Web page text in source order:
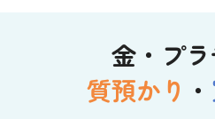
金・プ
質預かり ・